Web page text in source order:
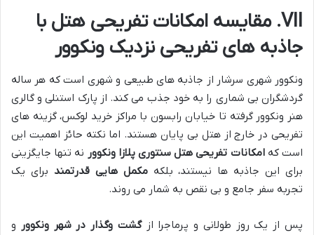
VII. مقایسه امکانات تفریحی هتل با
جاذبه های تفریحی نزدیک ونکوور
ونکوور شهری سرشار از جاذبه های طبیعی و شهری است که هر ساله
گردشگران بی شماری را به خود جذب می کند. از پارک استنلی و گالری
هنر ونکوور گرفته تا خیابان رابسون با مراکز خرید لوکس، گزینه های
تفریحی در خارج از هتل بی پایان هستند. اما نکته حائز اهمیت این
است کهامکانات تفریحی هتل سنتوری پلازا ونکوور نه تنها جایگزینی
برای این جاذبه ها نیستند، بلکهمکمل هایی قدرتمند برای یک
تجربه سفر جامع و بی نقص به شمار می روند.
پس از یک روز طولانی و پرماجرا ازگشت وگذار در شهر ونکوور و